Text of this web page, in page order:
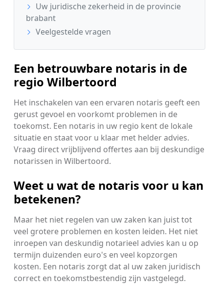
Uw juridische zekerheid in de provincie
brabant
Veelgestelde vragen
Een betrouwbare notaris in de
regio Wilbertoord
Het inschakelen van een ervaren notaris geeft een
gerust gevoel en voorkomt problemen in de
toekomst. Een notaris in uw regio kent de lokale
situatie en staat voor u klaar met helder advies.
Vraag direct vrijblijvend offertes aan bij deskundige
notarissen in Wilbertoord.
Weet u wat de notaris voor u kan
betekenen?
Maar het niet regelen van uw zaken kan juist tot
veel grotere problemen en kosten leiden. Het niet
inroepen van deskundig notarieel advies kan u op
termijn duizenden euro's en veel kopzorgen
kosten. Een notaris zorgt dat al uw zaken juridisch
correct en toekomstbestendig zijn vastgelegd.